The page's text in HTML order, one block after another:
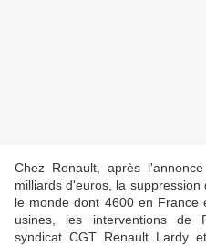
Chez Renault, après
milliards d'euros, la
le monde dont 4600 en France
usines, les interventions de
syndicat CGT Renault Lardy